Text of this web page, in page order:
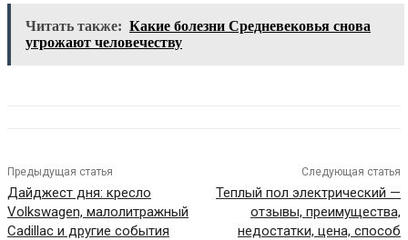
Читать также: Какие болезни Средневековья снова
угрожают человечеству
Предыдущая статья
Дайджест дня: кресло
Volkswagen, малолитражный
Cadillac и другие события
Следующая статья
Теплый пол электрический —
отзывы, преимущества,
недостатки, цена, способ